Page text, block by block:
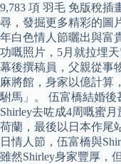
9,783 項 羽毛 免版稅插
尋，發掘更多精彩的圖
年白色情人節曬出與富
功嘅照片，5月就拉埋
幕後撰稿員，父親從事
麻將館，身家以億計算
駙馬」。 伍富橋結婚後
Shirley去咗成4周嘅蜜
荷蘭，最後以日本作尾
日情人節，伍富橋與
雖然Shirley身家豐厚，